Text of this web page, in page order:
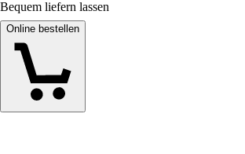
Bequem liefern lassen
Online bestellen